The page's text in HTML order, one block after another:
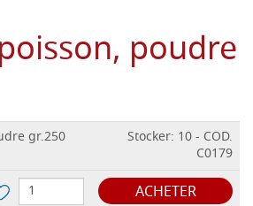
poudre
gr.250
Stocker: 10 - COD.
C0179
ACHETER